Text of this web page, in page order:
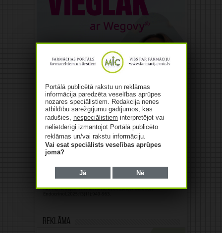
Reklāma
Portālā publicētā rakstu un reklāmas
informācija paredzēta veselības aprūpes
nozares speciālistiem. Redakcija nenes
atbildību sarežģījumu gadījumos, kas
radušies, nespeciālistiem interpretējot vai
nelietderīgi izmantojot Portālā publicēto
reklāmas un/vai rakstu informāciju.
Vai esat speciālists veselības aprūpes
jomā?
Jā Nē